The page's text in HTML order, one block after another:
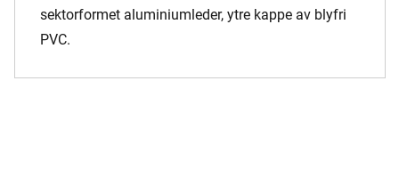
sektorformet aluminiumleder, ytre kappe av blyfri
PVC.